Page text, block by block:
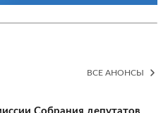
ВСЕ АНОНСЫ